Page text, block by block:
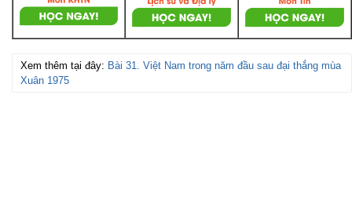
Xem thêm tại đây: Bài 31. Việt Nam trong năm đầu sau đại thắng mùa
Xuân 1975